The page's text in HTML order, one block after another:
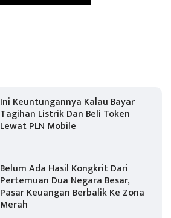
Ini Keuntungannya Kalau Bayar
Tagihan Listrik Dan Beli Token
Lewat PLN Mobile
Belum Ada Hasil Kongkrit Dari
Pertemuan Dua Negara Besar,
Pasar Keuangan Berbalik Ke Zona
Merah